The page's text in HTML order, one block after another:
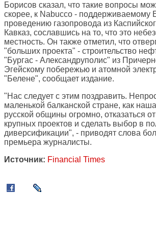
Борисов сказал, что такие вопросы
скорее, к Nabucco - поддерживаемому
проведению газопровода из
Кавказ, сославшись на то, что это
местность. Он также отметил, что
"больших проекта" - строительство
"Бургас - Александруполис" из
Эгейскому побережью и атомной
"Белене", сообщает издание.
"Нас следует с этим поздравить.
маленькой балканской стране, как
русской общины огромно, отказаться
крупных проектов и сделать выбор в
диверсификации", - приводят слова
премьера журналисты.
Источник: Financial Times